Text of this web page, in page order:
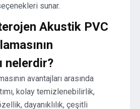
sunar.
Akustik PVC
nelerdir?
avantajları arasında
kolay temizlenebilirlik,
dayanıklılık, çeşitli